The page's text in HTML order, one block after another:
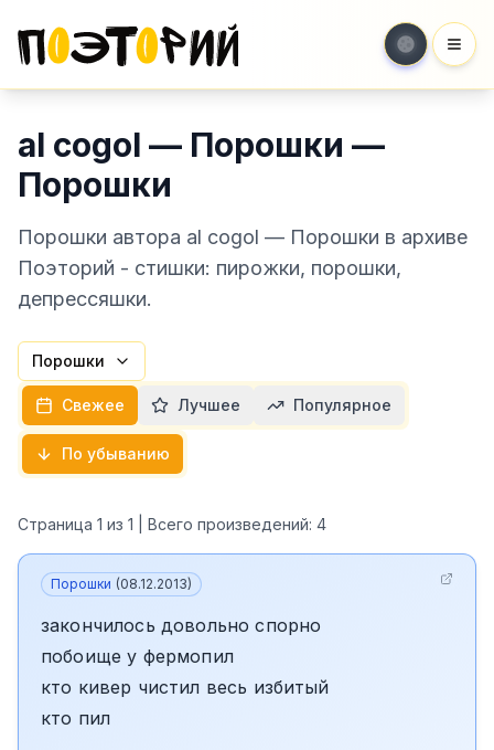
al cogol — Порошки —
Порошки
Порошки автора al cogol — Порошки в архиве
Поэторий - стишки: пирожки, порошки,
депрессяшки.
Порошки
Свежее Лучшее Популярное
По убыванию
Страница 1 из 1 | Всего произведений: 4
Порошки (08.12.2013)
закончилось довольно спорно
побоище у фермопил
кто кивер чистил весь избитый
кто пил